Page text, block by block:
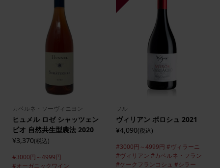
カベルネ・ソーヴィニヨン
ヒュメル ロゼ シャッツェン
ビオ 自然共生型農法 2020
¥3,370(税込)
#3000円～4999円
#オーガニックワイン
フル
ヴィリアン ボロシュ 2021
¥4,090(税込)
#3000円～4999円 #ヴィラーニ
#ヴィリアン #カベルネ・フラン
#ケークフランコシュ #シラー